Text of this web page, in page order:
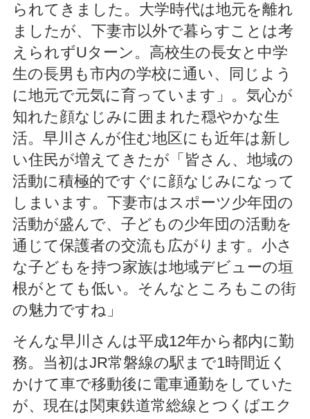
られてきました。大学時代は地元を離れ
ましたが、下妻市以外で暮らすことは考
えられずUターン。高校生の長女と中学
生の長男も市内の学校に通い、同じよう
に地元で元気に育っています」。気心が
知れた顔なじみに囲まれた穏やかな生
活。早川さんが住む地区にも近年は新し
い住民が増えてきたが「皆さん、地域の
活動に積極的ですぐに顔なじみになって
しまいます。下妻市はスポーツ少年団の
活動が盛んで、子どもの少年団の活動を
通じて保護者の交流も広がります。小さ
な子どもを持つ家族は地域デビューの垣
根がとても低い。そんなところもこの街
の魅力ですね」
そんな早川さんは平成12年から都内に勤
務。当初はJR常磐線の駅まで1時間近く
かけて車で移動後に電車通勤をしていた
が、現在は関東鉄道常総線とつくばエク